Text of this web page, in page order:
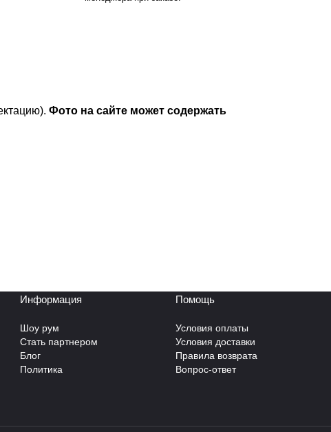
Фото на сайте может содержать
Информация
Шоу рум
Стать партнером
Блог
Политика
Помощь
Условия оплаты
Условия доставки
Правила возврата
Вопрос-ответ